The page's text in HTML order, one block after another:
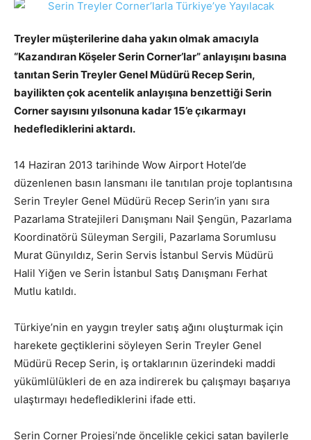
Treyler müşterilerine daha yakın olmak amacıyla
“Kazandıran Köşeler Serin Corner’lar” anlayışını basına
tanıtan Serin Treyler Genel Müdürü Recep Serin,
bayilikten çok acentelik anlayışına benzettiği Serin
Corner sayısını yılsonuna kadar 15’e çıkarmayı
hedeflediklerini aktardı.
14 Haziran 2013 tarihinde Wow Airport Hotel’de
düzenlenen basın lansmanı ile tanıtılan proje toplantısına
Serin Treyler Genel Müdürü Recep Serin’in yanı sıra
Pazarlama Stratejileri Danışmanı Nail Şengün, Pazarlama
Koordinatörü Süleyman Sergili, Pazarlama Sorumlusu
Murat Günyıldız, Serin Servis İstanbul Servis Müdürü
Halil Yiğen ve Serin İstanbul Satış Danışmanı Ferhat
Mutlu katıldı.
Türkiye’nin en yaygın treyler satış ağını oluşturmak için
harekete geçtiklerini söyleyen Serin Treyler Genel
Müdürü Recep Serin, iş ortaklarının üzerindeki maddi
yükümlülükleri de en aza indirerek bu çalışmayı başarıya
ulaştırmayı hedeflediklerini ifade etti.
Serin Corner Projesi’nde öncelikle çekici satan bayilerle